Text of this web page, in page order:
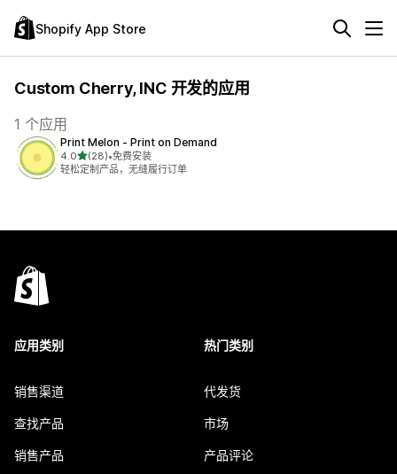
Shopify App Store
Custom Cherry, INC 开发的应用
1 个应用
Print Melon ‑ Print on Demand
4.0星（满分 5 星）
(28)
总共 28 条评论
•免费安装
轻松定制产品，无缝履行订单
应用类别
销售渠道
查找产品
销售产品
热门类别
代发货
市场
产品评论